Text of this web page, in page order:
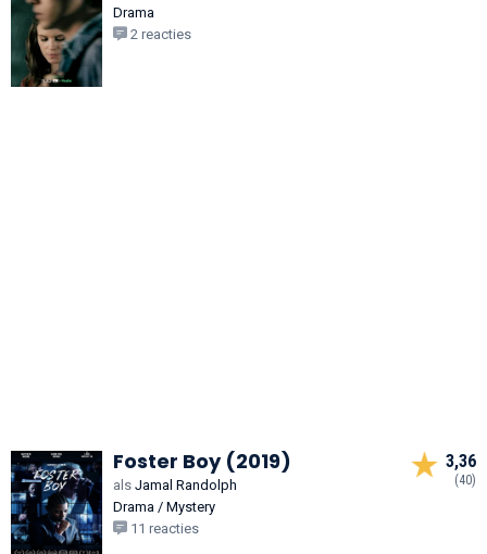
Drama
2 reacties
Foster Boy (2019)
als Jamal Randolph
Drama / Mystery
11 reacties
3,36
(40)